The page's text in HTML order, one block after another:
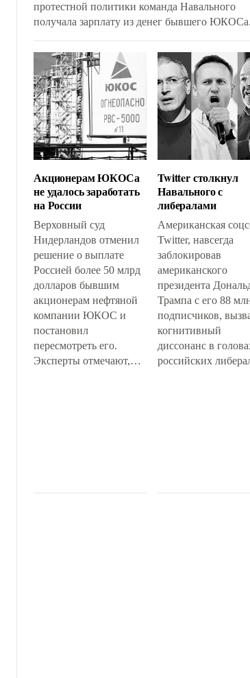
протестной политики команда Навального
получала зарплату из денег бывшего ЮКОСа.
финансировались ближайшими соратниками
Михаила Ходорковского. Сам Алексей
Навальный не интересовался, на что живут
сотрудники.
Акционерам ЮКОСа
не удалось заработать
на России
Верховный суд
Нидерландов отменил
решение о выплате
Россией более 50 млрд
долларов бывшим
акционерам нефтяной
компании ЮКОС и
постановил
пересмотреть его.
Эксперты отмечают,
затянется на годы. Чем
Twitter столкнул
Навального с
либералами
Американская
Twitter, навсегда
заблокировав
американского
президента
Трампа с его 88
подписчиков,
когнитивный
диссонанс в
российских
сторонниками